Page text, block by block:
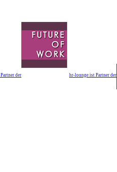
der hr-lounge ist Partner der